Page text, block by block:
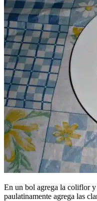
En un bol agrega la coliflor
paulatinamente agrega las